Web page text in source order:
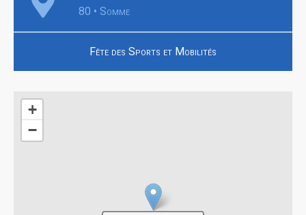
80 • Somme
Fête des Sports et Mobilités
+
−